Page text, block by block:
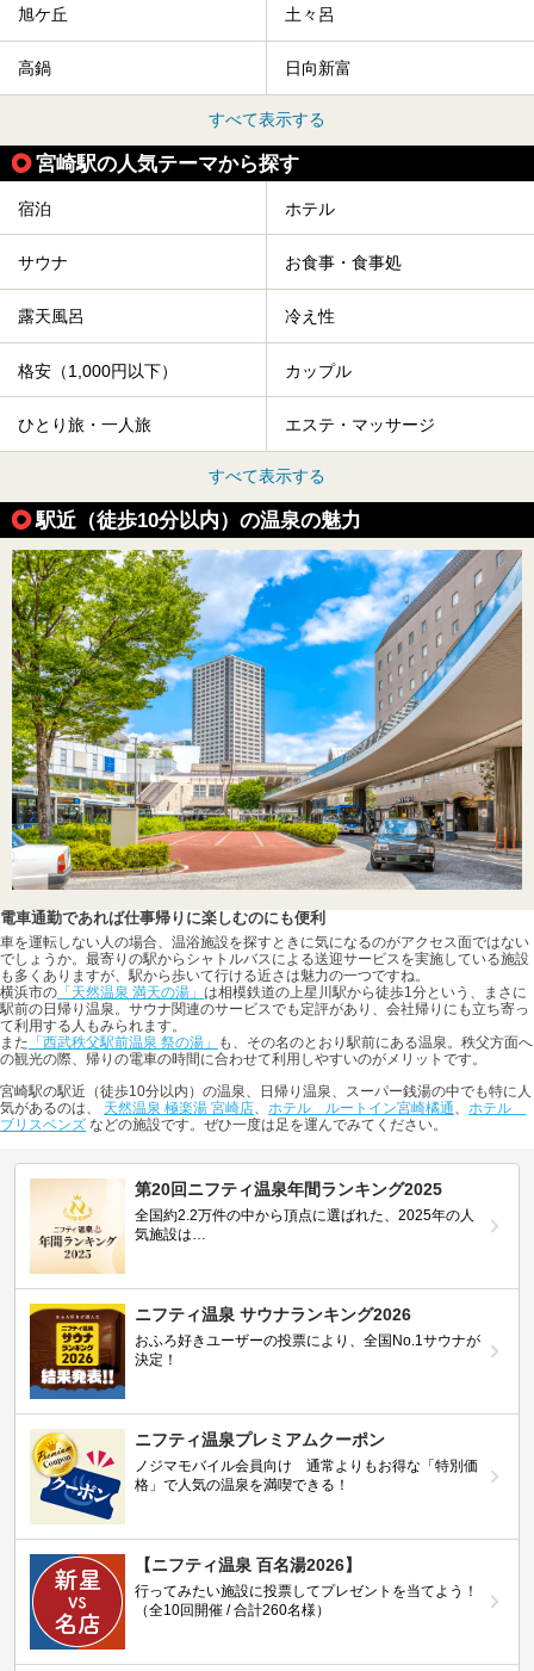
旭ケ丘 土々呂
高鍋 日向新富
すべて表示する
宮崎駅の人気テーマから探す
宿泊 ホテル
サウナ お食事・食事処
露天風呂 冷え性
格安（1,000円以下） カップル
ひとり旅・一人旅 エステ・マッサージ
すべて表示する
駅近（徒歩10分以内）の温泉の魅力
電車通勤であれば仕事帰りに楽しむのにも便利
車を運転しない人の場合、温浴施設を探すときに気になるのがアクセス面ではない
でしょうか。最寄りの駅からシャトルバスによる送迎サービスを実施している施設
も多くありますが、駅から歩いて行ける近さは魅力の一つですね。
横浜市の 「天然温泉 満天の湯」 は相模鉄道の上星川駅から徒歩1分という、まさに
駅前の日帰り温泉。サウナ関連のサービスでも定評があり、会社帰りにも立ち寄っ
て利用する人もみられます。
また 「西武秩父駅前温泉 祭の湯」
も、その名のとおり駅前にある温泉。秩父方面へ
の観光の際、帰りの電車の時間に合わせて利用しやすいのがメリットです。
宮崎駅の駅近（徒歩10分以内）の温泉、日帰り温泉、スーパー銭湯の中でも特に人
気があるのは、 天然温泉 極楽湯 宮崎店、 ホテル ルートイン宮崎橘通、 ホテル
ブリスベンズ などの施設です。ぜひ一度は足を運んでみてください。
第20回ニフティ温泉年間ランキング2025
全国約2.2万件の中から頂点に選ばれた、2025年の人
気施設は…
ニフティ温泉 サウナランキング2026
おふろ好きユーザーの投票により、全国No.1サウナが
決定！
ニフティ温泉プレミアムクーポン
ノジマモバイル会員向け 通常よりもお得な「特別価
格」で人気の温泉を満喫できる！
【ニフティ温泉 百名湯2026】
行ってみたい施設に投票してプレゼントを当てよう！
（全10回開催 / 合計260名様）